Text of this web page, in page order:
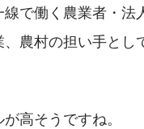
で働く農業者・
農村の担い手と
高そうですね。